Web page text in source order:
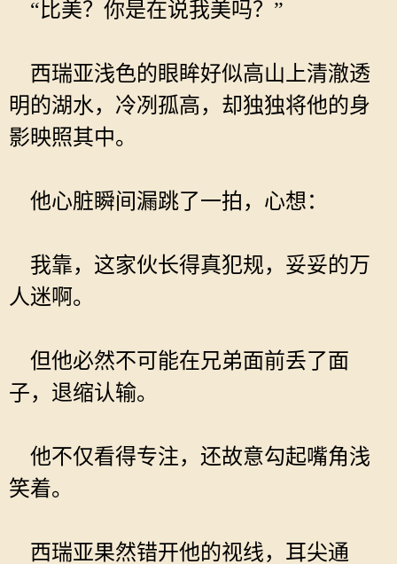
“比美？你是在说我美吗？”
西瑞亚浅色的眼眸好似高山上清澈透
明的湖水，冷冽孤高，却独独将他的身
影映照其中。
他心脏瞬间漏跳了一拍，心想：
我靠，这家伙长得真犯规，妥妥的万
人迷啊。
但他必然不可能在兄弟面前丢了面
子，退缩认输。
他不仅看得专注，还故意勾起嘴角浅
笑着。
西瑞亚果然错开他的视线，耳尖通